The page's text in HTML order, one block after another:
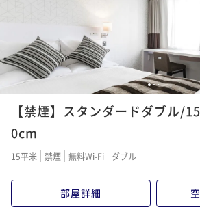
ポイント即利用で
123
【禁煙】スタンダードダブル/
0cm
15平米 禁煙 無料Wi-Fi ダブル
部屋詳細